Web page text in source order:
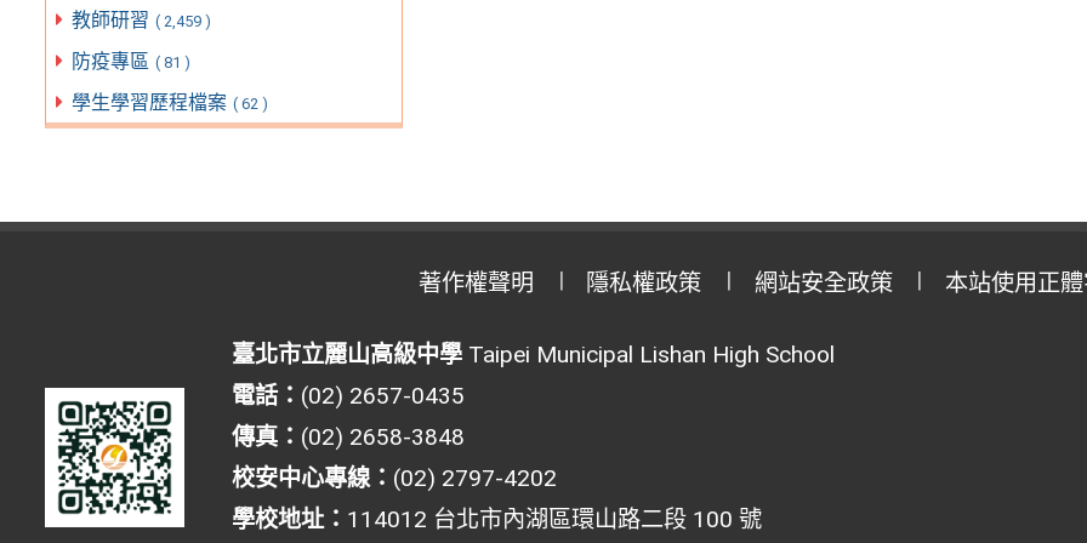
教師研習 ( 2,459 )
防疫專區 ( 81 )
學生學習歷程檔案 ( 62 )
著作權聲明 隱私權政策 網站安全政策 本站使用正
臺北市立麗山高級中學Taipei Municipal Lishan High School
電話： (02) 2657-0435
傳真： (02) 2658-3848
校安中心專線： (02) 2797-4202
學校地址： 114012 台北市內湖區環山路二段 100 號